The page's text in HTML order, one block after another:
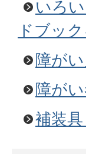
いろ
ドブッ
障が
障が
補装